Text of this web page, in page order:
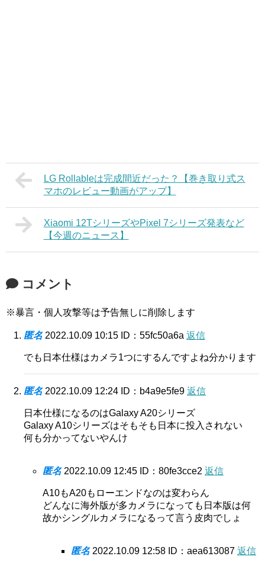
LG Rollableは完成間近だった？【巻き取り式ス
マホのレビュー動画がアップ】
Xiaomi 12TシリーズやPixel 7シリーズ発表など
【今週のニュース】
コメント
※暴言・個人攻撃等は予告無しに削除します
匿名 2022.10.09 10:15 ID：55fc50a6a 返信
でも日本仕様はカメラ1つにするんですよね分かります
匿名 2022.10.09 12:24 ID：b4a9e5fe9 返信
日本仕様になるのはGalaxy A20シリーズ
Galaxy A10シリーズはそもそも日本に投入されない
何も分かってないやんけ
匿名 2022.10.09 12:45 ID：80fe3cce2 返信
A10もA20もローエンドなのは変わらん
どんなに海外版が多カメラになっても日本版は何
故かシングルカメラになるって言う皮肉でしょ
匿名 2022.10.09 12:58 ID：aea613087 返信